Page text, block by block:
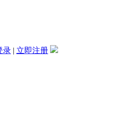
录 | 立即注册